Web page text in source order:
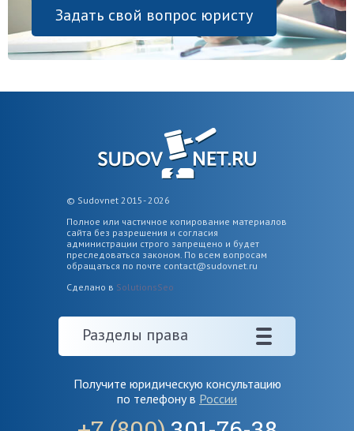
Задать свой вопрос юристу
© Sudovnet 2015- 2026
Полное или частичное копирование материалов
сайта без разрешения и согласия
администрации строго запрещено и будет
преследоваться законом. По всем вопросам
обращаться по почте contact@sudovnet.ru
Сделано в SolutionsSeo
Разделы права
Получите юридическую консультацию
по телефону в России